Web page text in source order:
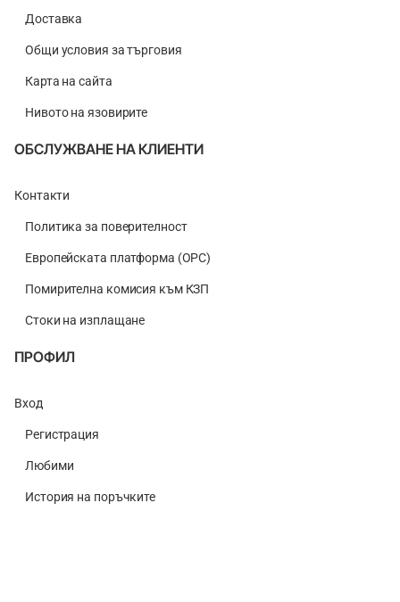
Доставка
Общи условия за търговия
Карта на сайта
Нивото на язовирите
ОБСЛУЖВАНЕ НА КЛИЕНТИ
Контакти
Политика за поверителност
Европейската платформа (ОРС)
Помирителна комисия към КЗП
Стоки на изплащане
ПРОФИЛ
Вход
Регистрация
Любими
История на поръчките